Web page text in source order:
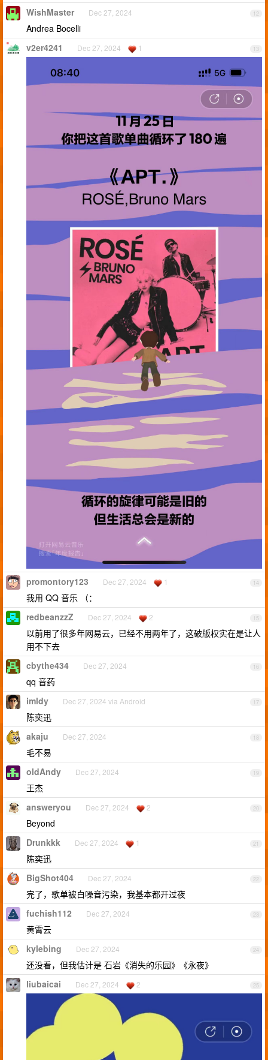
12
WishMaster Dec 27, 2024
Andrea Bocelli
13
v2er4241 Dec 27, 2024 1
14
promontory123 Dec 27, 2024 1
我用 QQ 音乐 （：
15
redbeanzzZ Dec 27, 2024 2
以前用了很多年网易云，已经不用两年了，这破版权实在是让人
用不下去
16
cbythe434 Dec 27, 2024
qq 音药
17
imldy Dec 27, 2024 via Android
陈奕迅
18
akaju Dec 27, 2024
毛不易
19
oldAndy Dec 27, 2024
王杰
20
answeryou Dec 27, 2024 2
Beyond
21
Drunkkk Dec 27, 2024 1
陈奕迅
22
BigShot404 Dec 27, 2024
完了，歌单被白噪音污染，我基本都开过夜
23
fuchish112 Dec 27, 2024
黄霄云
24
kylebing Dec 27, 2024
还没看，但我估计是 石岩《消失的乐园》《永夜》
25
liubaicai Dec 27, 2024 2